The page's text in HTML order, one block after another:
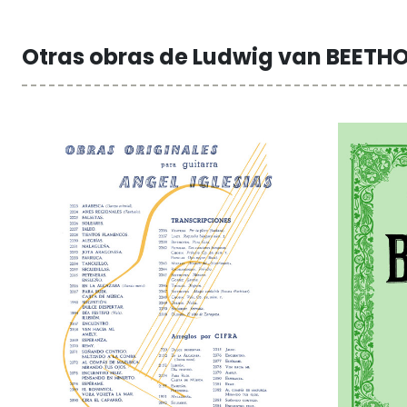
Otras obras de Ludwig van